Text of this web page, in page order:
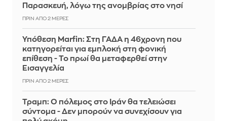
Παρασκευή, λόγω της ανομβρίας στο νησί
ΠΡΙΝ ΑΠΌ 2 ΜΈΡΕΣ
Υπόθεση Marfin: Στη ΓΑΔΑ η 46χρονη που
κατηγορείται για εμπλοκή στη φονική
επίθεση - Το πρωί θα μεταφερθεί στην
Εισαγγελία
ΠΡΙΝ ΑΠΌ 2 ΜΈΡΕΣ
Τραμπ: Ο πόλεμος στο Ιράν θα τελειώσει
σύντομα - Δεν μπορούν να συνεχίσουν για